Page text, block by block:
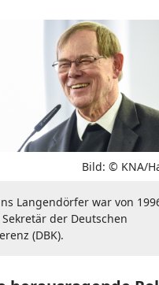
Bild: © KNA/
Langendörfer war von
der Deutschen
(DBK).